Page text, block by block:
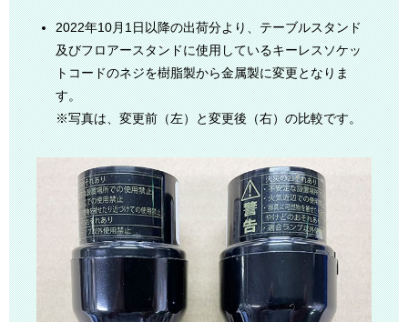
2022年10月1日以降の出荷分より、テーブルスタンド
及びフロアースタンドに使用しているキーレスソケッ
トコードのネジを樹脂製から金属製に変更となりま
す。
※写真は、変更前（左）と変更後（右）の比較です。